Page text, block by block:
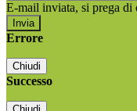
E-mail inviata, si prega di
Errore
Chiudi
Successo